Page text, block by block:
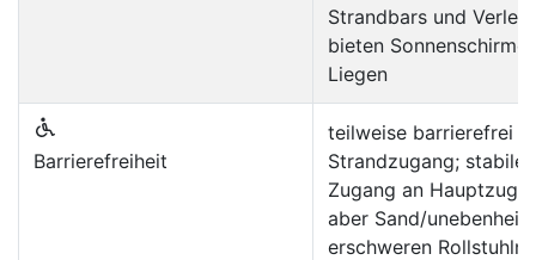
Strandbars und
bieten Sonnenschirme
Liegen
Barrierefreiheit
teilweise barrierefrei
Strandzugang; stabiler
Zugang an
aber Sand/
erschweren